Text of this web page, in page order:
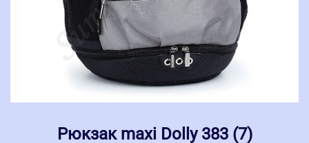
Рюкзак maxi Dolly 383 (7)